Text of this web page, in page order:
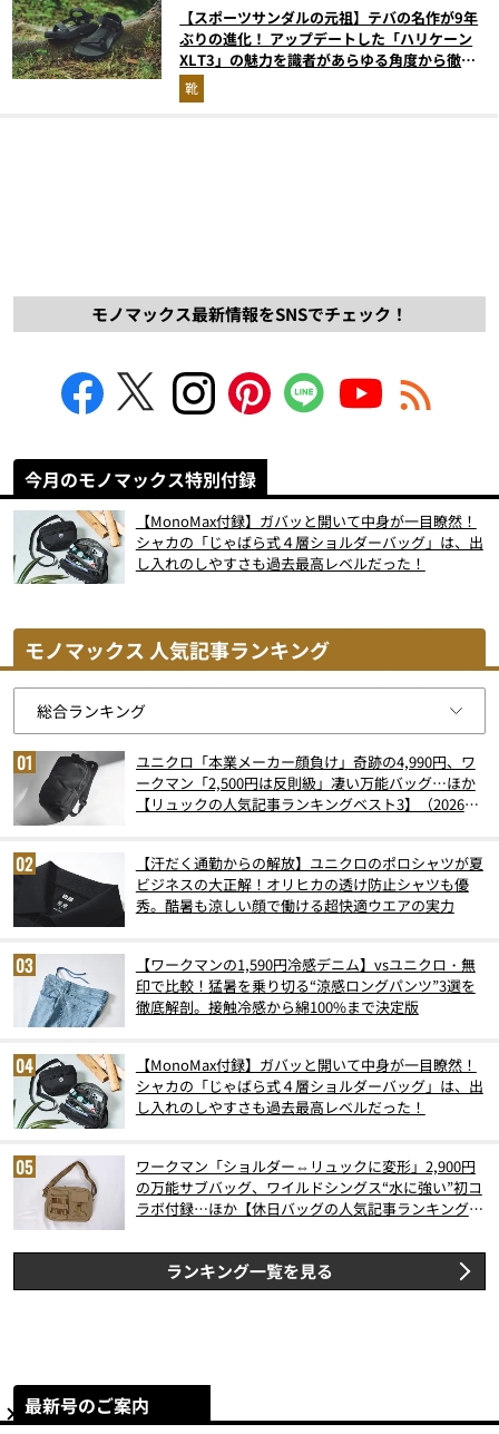
【スポーツサンダルの元祖】テバの名作が9年
ぶりの進化！ アップデートした「ハリケーン
XLT3」の魅力を識者があらゆる角度から徹底
解説！
靴
モノマックス最新情報をSNSでチェック！
今月のモノマックス特別付録
【MonoMax付録】ガバッと開いて中身が一目瞭然！
シャカの「じゃばら式４層ショルダーバッグ」は、出
し入れのしやすさも過去最高レベルだった！
モノマックス 人気記事ランキング
ユニクロ「本業メーカー顔負け」奇跡の4,990円、ワ
ークマン「2,500円は反則級」凄い万能バッグ…ほか
【リュックの人気記事ランキングベスト3】（2026年
【汗だく通勤からの解放】ユニクロのポロシャツが夏
ビジネスの大正解！オリヒカの透け防止シャツも優
秀。酷暑も涼しい顔で働ける超快適ウエアの実力
【ワークマンの1,590円冷感デニム】vsユニクロ・無
印で比較！猛暑を乗り切る“涼感ロングパンツ”3選を
徹底解剖。接触冷感から綿100%まで決定版
【MonoMax付録】ガバッと開いて中身が一目瞭然！
シャカの「じゃばら式４層ショルダーバッグ」は、出
し入れのしやすさも過去最高レベルだった！
ワークマン「ショルダー⇔リュックに変形」2,900円
の万能サブバッグ、ワイルドシングス“水に強い”初コ
ラボ付録…ほか【休日バッグの人気記事ランキングベ
ランキング一覧を見る
最新号のご案内